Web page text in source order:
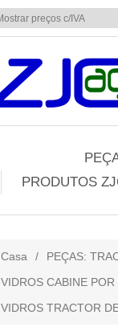
PRODUTOS
Casa / PEÇAS:
VIDROS CABINE POR
VIDROS TRACTOR